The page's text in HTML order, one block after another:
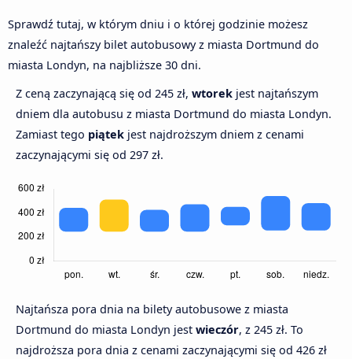
Sprawdź tutaj, w którym dniu i o której godzinie możesz
znaleźć najtańszy bilet autobusowy z miasta Dortmund do
miasta Londyn, na najbliższe 30 dni.
Z ceną zaczynającą się od 245 zł, wtorek jest najtańszym
dniem dla autobusu z miasta Dortmund do miasta Londyn.
Zamiast tego piątek jest najdroższym dniem z cenami
zaczynającymi się od 297 zł.
Najtańsza pora dnia na bilety autobusowe z miasta
Dortmund do miasta Londyn jest wieczór, z 245 zł. To
najdroższa pora dnia z cenami zaczynającymi się od 426 zł